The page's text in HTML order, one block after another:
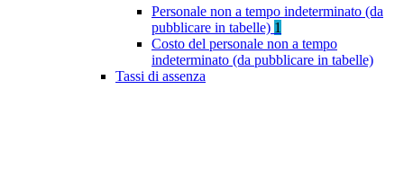
Personale non a tempo indeterminato (da
pubblicare in tabelle) 1
Costo del personale non a tempo
indeterminato (da pubblicare in tabelle)
Tassi di assenza